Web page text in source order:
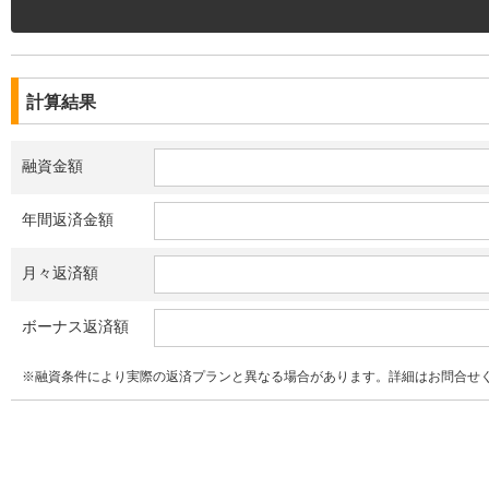
計算結果
融資金額
年間返済金額
月々返済額
ボーナス返済額
※融資条件により実際の返済プランと異なる場合があります。詳細はお問合せ